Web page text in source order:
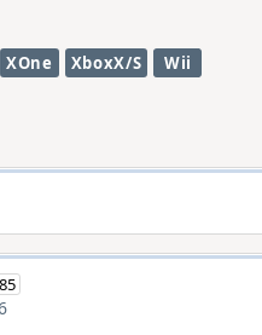
XOne XboxX/S Wii